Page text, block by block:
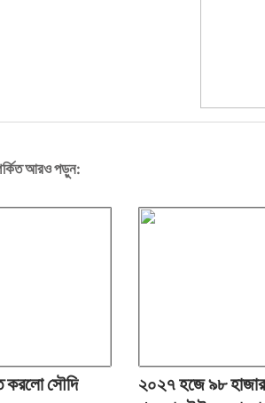
আরও পড়ুন:
করলো সৌদি
২০২৭ হজে ৯৮ হাজার